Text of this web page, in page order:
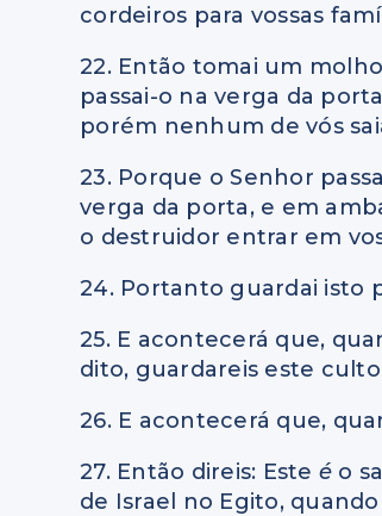
cordeiros para vossas
22. Então tomai um
passai-o na verga da
porém nenhum de vós
23. Porque o Senhor
verga da porta, e em
o destruidor entrar em
24. Portanto guardai isto
25. E acontecerá que,
dito, guardareis este
26. E acontecerá que,
27. Então direis: Este é o
de Israel no Egito,